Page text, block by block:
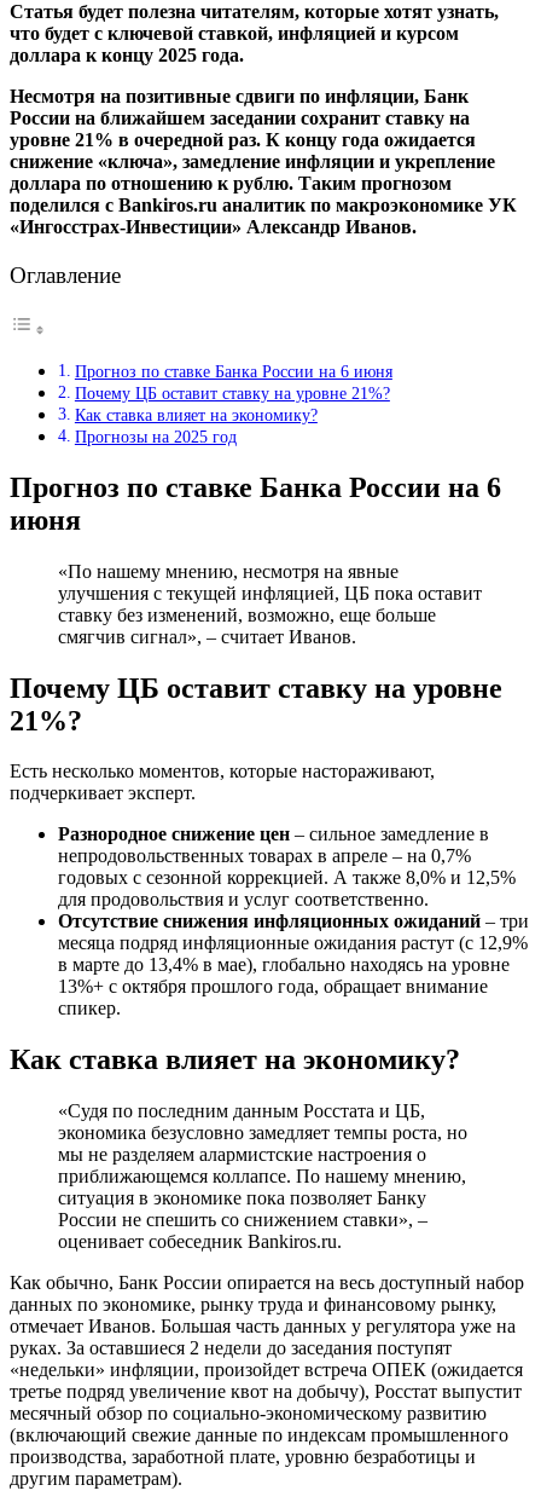
Статья будет полезна читателям, которые хотят узнать,
что будет с ключевой ставкой, инфляцией и курсом
доллара к концу 2025 года.
Несмотря на позитивные сдвиги по инфляции, Банк
России на ближайшем заседании сохранит ставку на
уровне 21% в очередной раз. К концу года ожидается
снижение «ключа», замедление инфляции и укрепление
доллара по отношению к рублю. Таким прогнозом
поделился с Bankiros.ru аналитик по макроэкономике УК
«Ингосстрах-Инвестиции» Александр Иванов.
Оглавление
Прогноз по ставке Банка России на 6 июня
Почему ЦБ оставит ставку на уровне 21%?
Как ставка влияет на экономику?
Прогнозы на 2025 год
Прогноз по ставке Банка России на 6
июня
«По нашему мнению, несмотря на явные
улучшения с текущей инфляцией, ЦБ пока оставит
ставку без изменений, возможно, еще больше
смягчив сигнал», – считает Иванов.
Почему ЦБ оставит ставку на уровне
21%?
Есть несколько моментов, которые настораживают,
подчеркивает эксперт.
Разнородное снижение цен – сильное замедление в
непродовольственных товарах в апреле – на 0,7%
годовых с сезонной коррекцией. А также 8,0% и 12,5%
для продовольствия и услуг соответственно.
Отсутствие снижения инфляционных ожиданий – три
месяца подряд инфляционные ожидания растут (с 12,9%
в марте до 13,4% в мае), глобально находясь на уровне
13%+ с октября прошлого года, обращает внимание
спикер.
Как ставка влияет на экономику?
«Судя по последним данным Росстата и ЦБ,
экономика безусловно замедляет темпы роста, но
мы не разделяем алармистские настроения о
приближающемся коллапсе. По нашему мнению,
ситуация в экономике пока позволяет Банку
России не спешить со снижением ставки», –
оценивает собеседник Bankiros.ru.
Как обычно, Банк России опирается на весь доступный набор
данных по экономике, рынку труда и финансовому рынку,
отмечает Иванов. Большая часть данных у регулятора уже на
руках. За оставшиеся 2 недели до заседания поступят
«недельки» инфляции, произойдет встреча ОПЕК (ожидается
третье подряд увеличение квот на добычу), Росстат выпустит
месячный обзор по социально-экономическому развитию
(включающий свежие данные по индексам промышленного
производства, заработной плате, уровню безработицы и
другим параметрам).